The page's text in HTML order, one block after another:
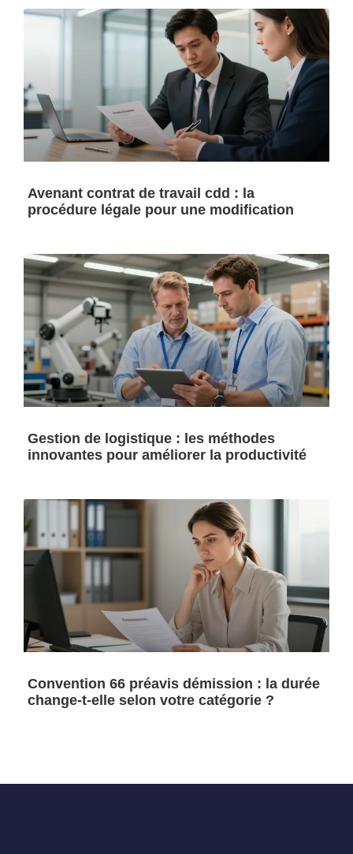
Avenant contrat de travail cdd : la
procédure légale pour une modification
Gestion de logistique : les méthodes
innovantes pour améliorer la productivité
Convention 66 préavis démission : la durée
change-t-elle selon votre catégorie ?